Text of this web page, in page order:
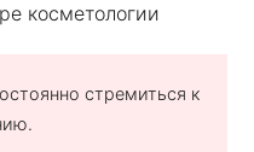
стремиться к